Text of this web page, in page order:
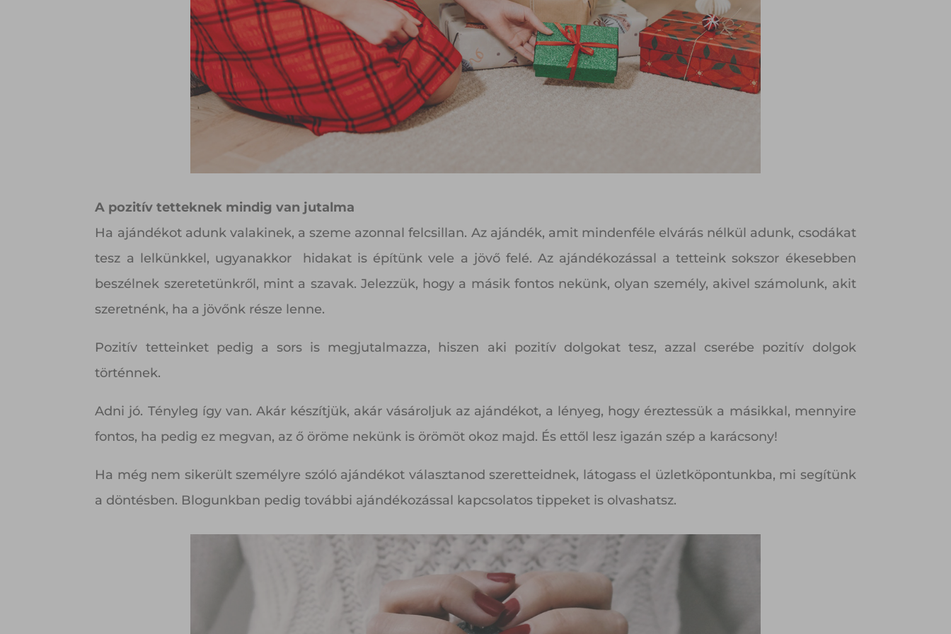
A pozitív tetteknek mindig van jutalma
Ha ajándékot adunk valakinek, a szeme azonnal felcsillan. Az ajándék, amit mindenféle elvárás nélkül adunk, csodákat
tesz a lelkünkkel, ugyanakkor hidakat is építünk vele a jövő felé. Az ajándékozással a tetteink sokszor ékesebben
beszélnek szeretetünkről, mint a szavak. Jelezzük, hogy a másik fontos nekünk, olyan személy, akivel számolunk, akit
szeretnénk, ha a jövőnk része lenne.
Pozitív tetteinket pedig a sors is megjutalmazza, hiszen aki pozitív dolgokat tesz, azzal cserébe pozitív dolgok
történnek.
Adni jó. Tényleg így van. Akár készítjük, akár vásároljuk az ajándékot, a lényeg, hogy éreztessük a másikkal, mennyire
fontos, ha pedig ez megvan, az ő öröme nekünk is örömöt okoz majd. És ettől lesz igazán szép a karácsony!
Ha még nem sikerült személyre szóló ajándékot választanod szeretteidnek, látogass el üzletköpontunkba, mi segítünk
a döntésben. Blogunkban pedig további ajándékozással kapcsolatos tippeket is olvashatsz.